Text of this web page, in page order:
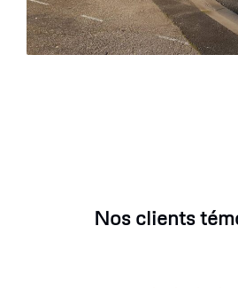
Nos clients